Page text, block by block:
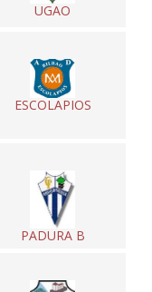
UGAO
ESCOLAPIOS
PADURA B